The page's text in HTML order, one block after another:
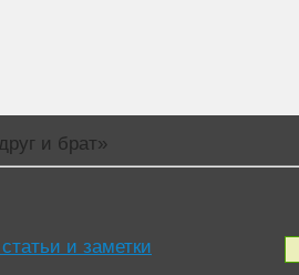
и брат»
и заметки